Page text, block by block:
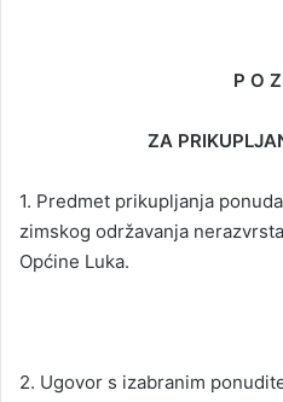
P O
ZA
1. Predmet prikupljanja
zimskog održavanja
Općine Luka.
2. Ugovor s izabranim